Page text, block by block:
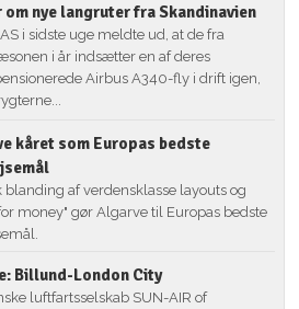
om nye langruter fra Skandinavien
i sidste uge meldte ud, at de fra
i år indsætter en af deres
Airbus A340-fly i drift igen,
kåret som Europas bedste
blanding af verdensklasse layouts og
money" gør Algarve til Europas bedste
Billund-London City
luftfartsselskab SUN-AIR of